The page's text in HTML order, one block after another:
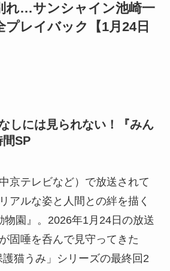
れ…サンシャイン池崎一
プレイバック【1月24日
しには見られない！『みん
間SP
京テレビなど）で放送されて
アルな姿と人間との絆を描く
物園』。2026年1月24日の放送
固唾を呑んで見守ってきた
猫うみ」シリーズの最終回2